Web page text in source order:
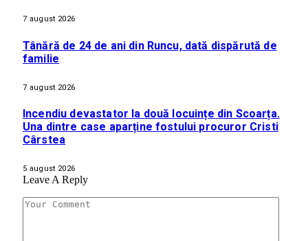
7 august 2026
Tânără de 24 de ani din Runcu, dată dispărută de
familie
7 august 2026
Incendiu devastator la două locuințe din Scoarța.
Una dintre case aparține fostului procuror Cristi
Cârstea
5 august 2026
Leave A Reply